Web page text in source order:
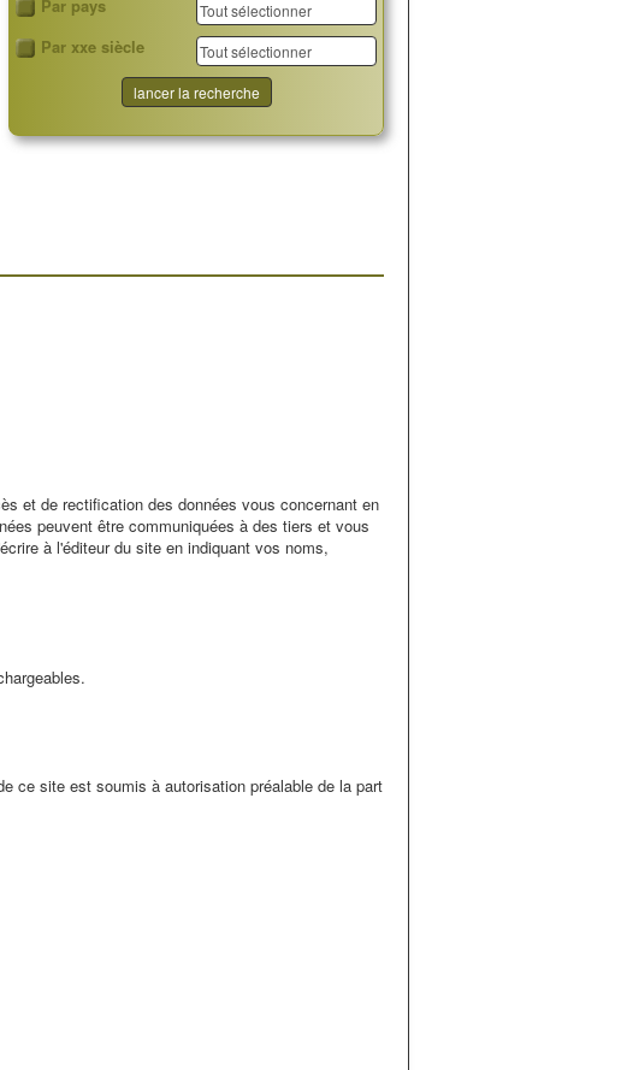
Par pays
Par xxe siècle
et de rectification des données vous concernant en
peuvent être communiquées à des tiers et vous
à l'éditeur du site en indiquant vos noms,
ce site est soumis à autorisation préalable de la part